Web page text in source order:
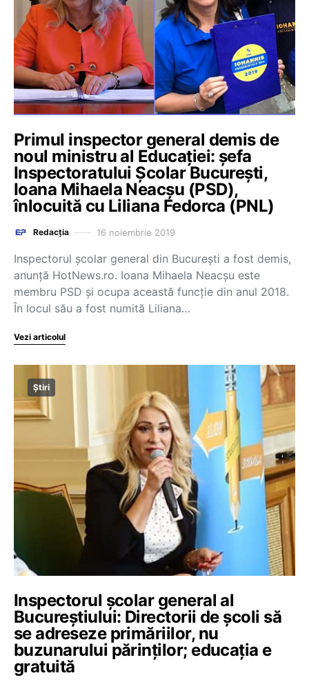
Primul inspector general demis de
noul ministru al Educației: șefa
Inspectoratului Școlar București,
Ioana Mihaela Neacșu (PSD),
înlocuită cu Liliana Fedorca (PNL)
Redacția 16 noiembrie 2019
Inspectorul școlar general din București a fost demis,
anunță HotNews.ro. Ioana Mihaela Neacșu este
membru PSD și ocupa această funcție din anul 2018.
În locul său a fost numită Liliana…
Vezi articolul
Știri
Inspectorul școlar general al
Bucureștiului: Directorii de școli să
se adreseze primăriilor, nu
buzunarului părinților; educația e
gratuită